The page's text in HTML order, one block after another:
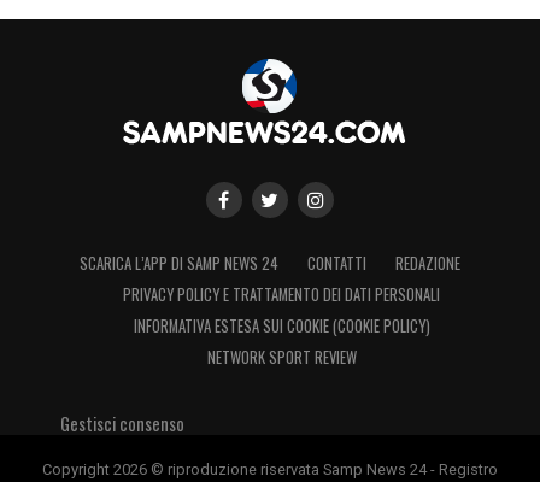
SCARICA L’APP DI SAMP NEWS 24 CONTATTI
REDAZIONE
PRIVACY POLICY E TRATTAMENTO DEI DATI PERSONALI
INFORMATIVA ESTESA SUI COOKIE (COOKIE POLICY)
NETWORK SPORT REVIEW
Gestisci consenso
Copyright 2026 © riproduzione riservata Samp News 24 - Registro